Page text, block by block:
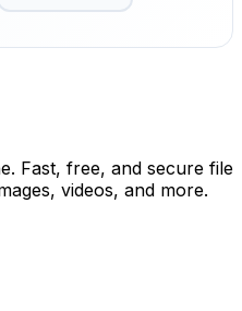
Fast, free, and secure file
videos, and more.